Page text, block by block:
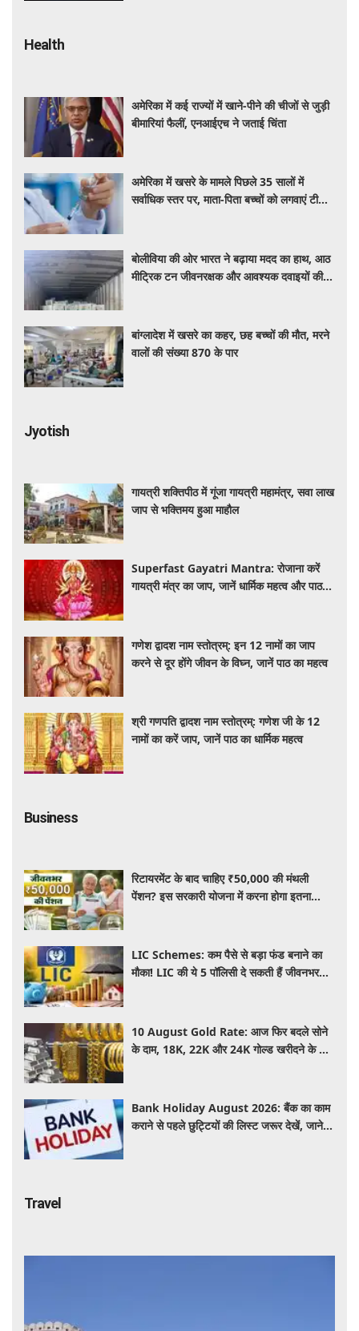
Health
अमेरिका में कई राज्यों में खाने-पीने की चीजों से जुड़ी
बीमारियां फैलीं, एनआईएच ने जताई चिंता
अमेरिका में खसरे के मामले पिछले 35 सालों में
सर्वाधिक स्तर पर, माता-पिता बच्चों को लगवाएं टीके :
बोलीविया की ओर भारत ने बढ़ाया मदद का हाथ, आठ
मीट्रिक टन जीवनरक्षक और आवश्यक दवाइयों की
बांग्लादेश में खसरे का कहर, छह बच्चों की मौत, मरने
वालों की संख्या 870 के पार
Jyotish
गायत्री शक्तिपीठ में गूंजा गायत्री महामंत्र, सवा लाख
जाप से भक्तिमय हुआ माहौल
Superfast Gayatri Mantra: रोजाना करें
गायत्री मंत्र का जाप, जानें धार्मिक महत्व और पाठ
गणेश द्वादश नाम स्तोत्रम्: इन 12 नामों का जाप
करने से दूर होंगे जीवन के विघ्न, जानें पाठ का महत्व
श्री गणपति द्वादश नाम स्तोत्रम्: गणेश जी के 12
नामों का करें जाप, जानें पाठ का धार्मिक महत्व
Business
रिटायरमेंट के बाद चाहिए ₹50,000 की मंथली
पेंशन? इस सरकारी योजना में करना होगा इतना
LIC Schemes: कम पैसे से बड़ा फंड बनाने का
मौका! LIC की ये 5 पॉलिसी दे सकती हैं जीवनभर
10 August Gold Rate: आज फिर बदले सोने
के दाम, 18K, 22K और 24K गोल्ड खरीदने के लिए
Bank Holiday August 2026: बैंक का काम
कराने से पहले छुट्टियों की लिस्ट जरूर देखें, जाने
Travel